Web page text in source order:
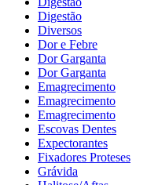
Digestão
Diversos
Dor e Febre
Dor Garganta
Dor Garganta
Emagrecimento
Emagrecimento
Emagrecimento
Escovas Dentes
Expectorantes
Fixadores Proteses
Grávida